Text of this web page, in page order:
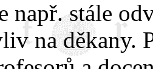
např. stále
na děkany.